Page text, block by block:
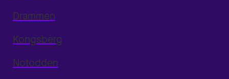
Drammen
Kongsberg
Notodden